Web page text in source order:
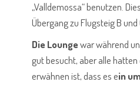
„Valldemossa“ benutzen.
Übergang zu Flugsteig B und
Die Loungewar während
gut besucht, aber alle
erwähnen ist, dass es ein